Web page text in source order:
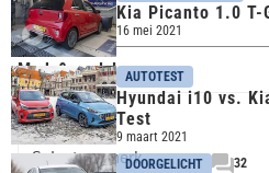
FILTERS
Merk & model
KIA
Kia Picanto 1.0 T-
16 mei 2021
AUTOTEST
Hyundai i10 vs.
Test
9 maart 2021
DOORGELICHT
32